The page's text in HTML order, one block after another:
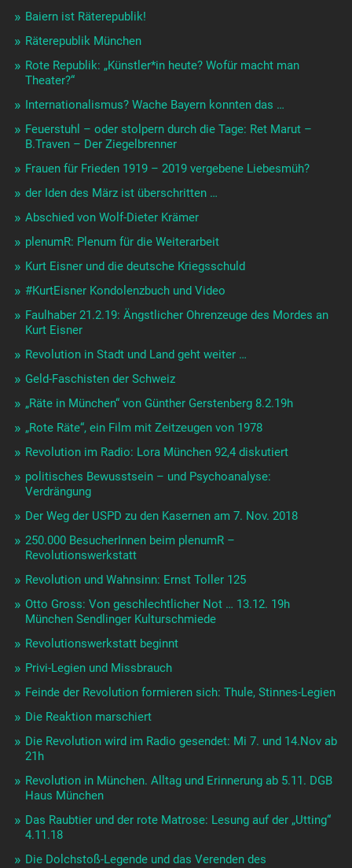
Baiern ist Räterepublik!
Räterepublik München
Rote Republik: „Künstler*in heute? Wofür macht man
Theater?“
Internationalismus? Wache Bayern konnten das …
Feuerstuhl – oder stolpern durch die Tage: Ret Marut –
B.Traven – Der Ziegelbrenner
Frauen für Frieden 1919 – 2019 vergebene Liebesmüh?
der Iden des März ist überschritten …
Abschied von Wolf-Dieter Krämer
plenumR: Plenum für die Weiterarbeit
Kurt Eisner und die deutsche Kriegsschuld
#KurtEisner Kondolenzbuch und Video
Faulhaber 21.2.19: Ängstlicher Ohrenzeuge des Mordes an
Kurt Eisner
Revolution in Stadt und Land geht weiter …
Geld-Faschisten der Schweiz
„Räte in München“ von Günther Gerstenberg 8.2.19h
„Rote Räte“, ein Film mit Zeitzeugen von 1978
Revolution im Radio: Lora München 92,4 diskutiert
politisches Bewusstsein – und Psychoanalyse:
Verdrängung
Der Weg der USPD zu den Kasernen am 7. Nov. 2018
250.000 BesucherInnen beim plenumR –
Revolutionswerkstatt
Revolution und Wahnsinn: Ernst Toller 125
Otto Gross: Von geschlechtlicher Not … 13.12. 19h
München Sendlinger Kulturschmiede
Revolutionswerkstatt beginnt
Privi-Legien und Missbrauch
Feinde der Revolution formieren sich: Thule, Stinnes-Legien
Die Reaktion marschiert
Die Revolution wird im Radio gesendet: Mi 7. und 14.Nov ab
21h
Revolution in München. Alltag und Erinnerung ab 5.11. DGB
Haus München
Das Raubtier und der rote Matrose: Lesung auf der „Utting“
4.11.18
Die Dolchstoß-Legende und das Verenden des